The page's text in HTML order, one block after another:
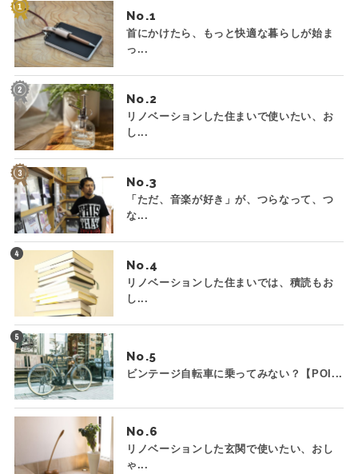
No.
首にかけたら、もっと快適な暮らしが始ま
っ...
No.
リノベーションした住まいで使いたい、お
し...
No.
「ただ、音楽が好き」が、つらなって、つ
な...
No.
リノベーションした住まいでは、積読もお
し...
No.
ビンテージ自転車に乗ってみない？【POI...
No.
リノベーションした玄関で使いたい、おし
ゃ...